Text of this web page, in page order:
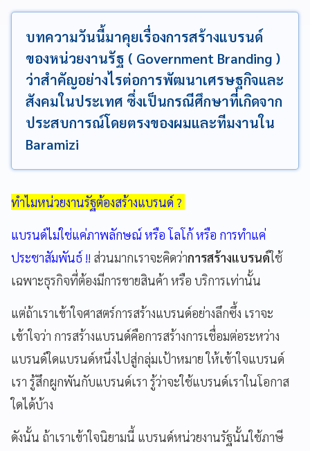
บทความวันนี้มาคุยเรื่องการสร้างแบรนด์
ของหน่วยงานรัฐ ( Government Branding )
ว่าสำคัญอย่างไรต่อการพัฒนาเศรษฐกิจและ
สังคมในประเทศ ซึ่งเป็นกรณีศึกษาที่เกิดจาก
ประสบการณ์โดยตรงของผมและทีมงานใน
Baramizi
ทำไมหน่วยงานรัฐต้องสร้างแบรนด์ ?
แบรนด์ไม่ใช่แค่ภาพลักษณ์ หรือ โลโก้ หรือ การทำแค่
ประชาสัมพันธ์ !! ส่วนมากเราจะคิดว่าการสร้างแบรนด์ใช้
เฉพาะธุรกิจที่ต้องมีการขายสินค้า หรือ บริการเท่านั้น
แต่ถ้าเราเข้าใจศาสตร์การสร้างแบรนด์อย่างลึกซึ้ง เราจะ
เข้าใจว่า การสร้างแบรนด์คือการสร้างการเชื่อมต่อระหว่าง
แบรนด์ใดแบรนด์หนึ่งไปสู่กลุ่มเป้าหมาย ให้เข้าใจแบรนด์
เรา รู้สึกผูกพันกับแบรนด์เรา รู้ว่าจะใช้แบรนด์เราในโอกาส
ใดได้บ้าง
ดังนั้น ถ้าเราเข้าใจนิยามนี้ แบรนด์หน่วยงานรัฐนั้นใช้ภาษี